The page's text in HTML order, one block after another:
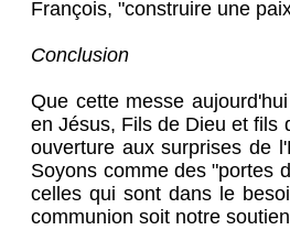
François, "construire une
Conclusion
Que cette messe
en Jésus, Fils de Dieu et fils
ouverture aux surprises de
Soyons comme des "portes
celles qui sont dans le
communion soit notre